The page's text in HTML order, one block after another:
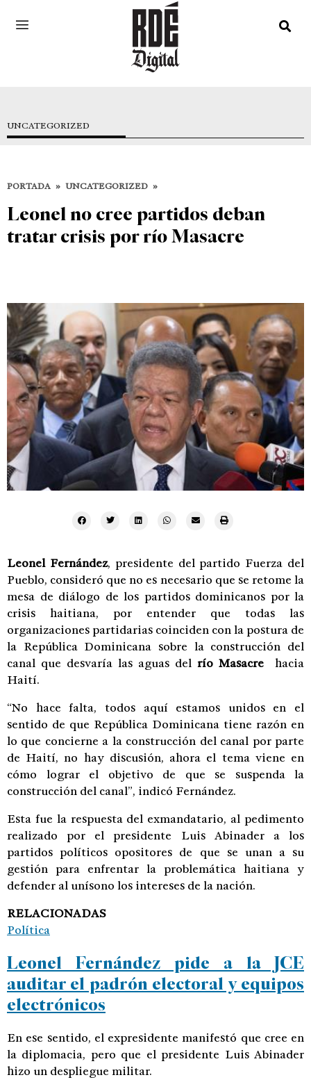
UNCATEGORIZED
PORTADA » UNCATEGORIZED »
Leonel no cree partidos deban
tratar crisis por río Masacre
Leonel Fernández, presidente del partido Fuerza del
Pueblo, consideró que no es necesario que se retome la
mesa de diálogo de los partidos dominicanos por la
crisis haitiana, por entender que todas las
organizaciones partidarias coinciden con la postura de
la República Dominicana sobre la construcción del
canal que desvaría las aguas del río Masacre hacia
Haití.
“No hace falta, todos aquí estamos unidos en el
sentido de que República Dominicana tiene razón en
lo que concierne a la construcción del canal por parte
de Haití, no hay discusión, ahora el tema viene en
cómo lograr el objetivo de que se suspenda la
construcción del canal”, indicó Fernández.
Esta fue la respuesta del exmandatario, al pedimento
realizado por el presidente Luis Abinader a los
partidos políticos opositores de que se unan a su
gestión para enfrentar la problemática haitiana y
defender al unísono los intereses de la nación.
RELACIONADAS
Política
Leonel Fernández pide a la JCE
auditar el padrón electoral y equipos
electrónicos
En ese sentido, el expresidente manifestó que cree en
la diplomacia, pero que el presidente Luis Abinader
hizo un despliegue militar.